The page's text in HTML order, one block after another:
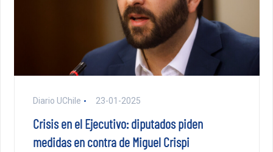
Diario UChile 23-01-2025
Crisis en el Ejecutivo: diputados piden
medidas en contra de Miguel Crispi